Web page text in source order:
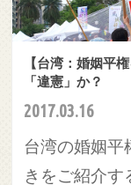
【台湾：婚姻平
「違憲」か？
2017.03.16
台湾の婚姻平
きをご紹介す